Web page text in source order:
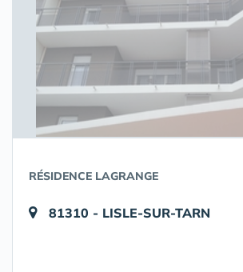
RÉSIDENCE LAGRANGE
81310 - LISLE-SUR-TARN